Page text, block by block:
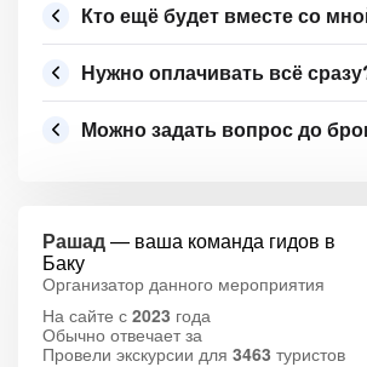
Кто ещё будет вместе со
Нужно оплачивать всё
Можно задать вопрос до
Рашад— ваша команда гидов в
Баку
Организатор данного мероприятия
На сайте с 2023 года
Обычно отвечает за
Провели экскурсии для 3463 туристов